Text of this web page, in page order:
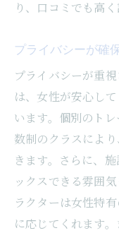
り、口コミでも高
プライバシーが確
プライバシーが重
は、女性が安心し
います。個別のト
数制のクラスによ
きます。さらに、
ックスできる雰囲
ラクターは女性特
に応じてくれます